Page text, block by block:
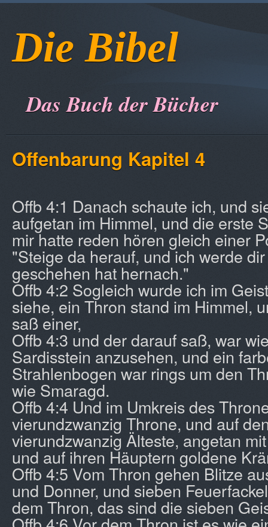
Die Bibel
Das Buch der Bücher
Offenbarung Kapitel 4
Offb 4:1 Danach schaute ich, und
aufgetan im Himmel, und die erste
mir hatte reden hören gleich einer
"Steige da herauf, und ich werde
geschehen hat hernach."
Offb 4:2 Sogleich wurde ich im
siehe, ein Thron stand im Himmel,
saß einer,
Offb 4:3 und der darauf saß, war
Sardisstein anzusehen, und ein
Strahlenbogen war rings um den
wie Smaragd.
Offb 4:4 Und im Umkreis des
vierundzwanzig Throne, und auf
vierundzwanzig Älteste, angetan
und auf ihren Häuptern goldene
Offb 4:5 Vom Thron gehen Blitze
und Donner, und sieben
dem Thron, das sind die sieben